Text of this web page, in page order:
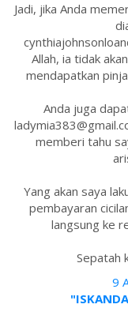
Jadi, jika Anda
Allah, ia tidak
mendapatkan
Anda juga
memberi tahu
Yang akan saya
pembayaran
langsung ke
Sepatah
9